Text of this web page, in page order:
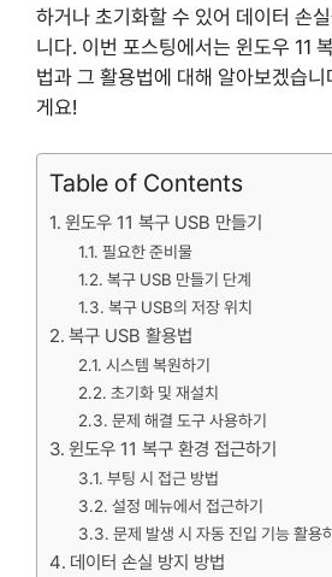
하거나 초기화할 수 있어 데이터 손
니다. 이번 포스팅에서는 윈도우 11
법과 그 활용법에 대해 알아보겠습
게요!
Table of Contents
윈도우 11 복구 USB 만들기
필요한 준비물
복구 USB 만들기 단계
복구 USB의 저장 위치
복구 USB 활용법
시스템 복원하기
초기화 및 재설치
문제 해결 도구 사용하기
윈도우 11 복구 환경 접근하기
부팅 시 접근 방법
설정 메뉴에서 접근하기
문제 발생 시 자동 진입 기능 활용
데이터 손실 방지 방법